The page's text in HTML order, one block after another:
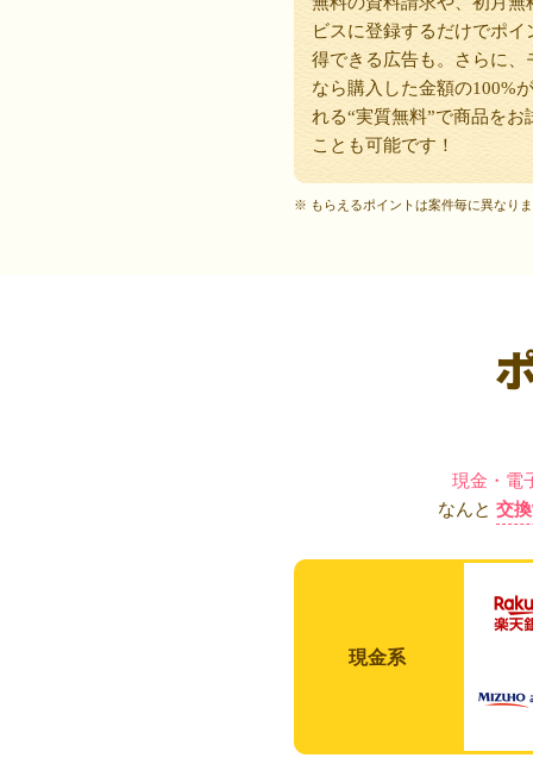
ビスに登録するだけでポイ
得できる広告も。さらに、
なら購入した金額の100%
れる“実質無料”で商品をお
ことも可能です！
※ もらえるポイントは案件毎に異なり
現金・電
なんと 交
現金系